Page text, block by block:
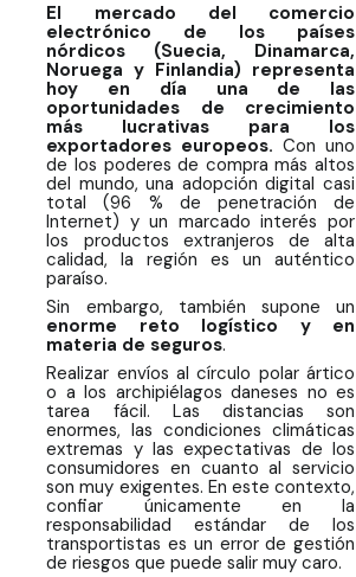
ventajas
Comparativa estratégica de
seguros de transporte de
paquetería
Particularidades del transporte y
el seguro de paquetería en los
países nórdicos
Criterios para elegir un seguro de
paquetería / ad valorem en los
países nórdicos
Preguntas frecuentes: Seguro de
paquetería para Escandinavia
Conclusión: Asegura tu
crecimiento en el norte
Conquista el norte con total
tranquilidad
El mercado del comercio
electrónico de los países
nórdicos (Suecia, Dinamarca,
Noruega y Finlandia) representa
hoy en día una de las
oportunidades de crecimiento
más lucrativas para los
exportadores europeos. Con uno
de los poderes de compra más altos
del mundo, una adopción digital casi
total (96 % de penetración de
Internet) y un marcado interés por
los productos extranjeros de alta
calidad, la región es un auténtico
paraíso.
Sin embargo, también supone un
enorme reto logístico y en
materia de seguros.
Realizar envíos al círculo polar ártico
o a los archipiélagos daneses no es
tarea fácil. Las distancias son
enormes, las condiciones climáticas
extremas y las expectativas de los
consumidores en cuanto al servicio
son muy exigentes. En este contexto,
confiar únicamente en la
responsabilidad estándar de los
transportistas es un error de gestión
de riesgos que puede salir muy caro.